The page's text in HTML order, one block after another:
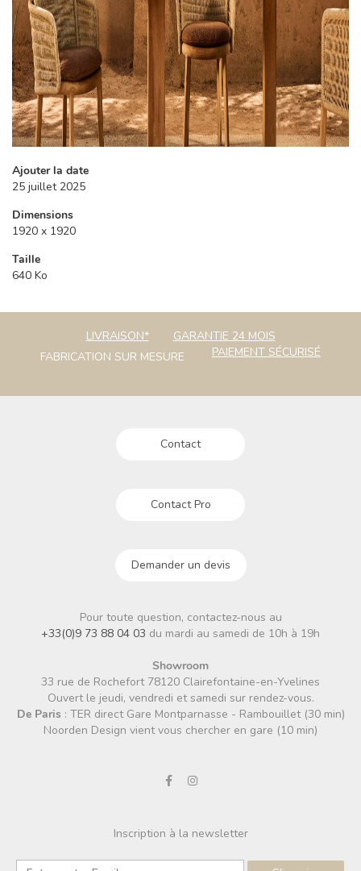
Ajouter la date
25 juillet 2025
Dimensions
1920 x 1920
Taille
640 Ko
LIVRAISON*
GARANTIE 24 MOIS
FABRICATION SUR MESURE
PAIEMENT SÉCURISÉ
Contact
Contact Pro
Demander un devis
Pour toute question, contactez-nous au
+33(0)9 73 88 04 03 du mardi au samedi de 10h à 19h
Showroom
33 rue de Rochefort 78120 Clairefontaine-en-Yvelines
Ouvert le jeudi, vendredi et samedi sur rendez-vous.
De Paris : TER direct Gare Montparnasse - Rambouillet (30 min)
Noorden Design vient vous chercher en gare (10 min)
Inscription à la newsletter